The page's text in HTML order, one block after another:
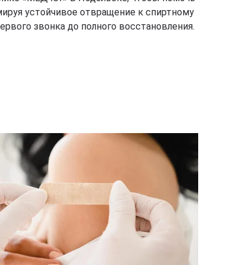
устойчивое отвращение к спиртному
звонка до полного восстановления.